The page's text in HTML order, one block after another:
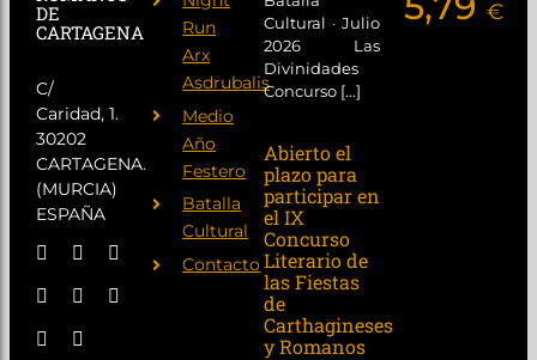
DE
CARTAGENA
C/
Caridad, 1.
30202
CARTAGENA.
(MURCIA)
ESPAÑA
Run
Arx
Asdrubalis
Medio
Año
Festero
Batalla
Cultural
Contacto
Cultural · Julio
2026 Las
Divinidades
Concurso [...]
Abierto el
plazo para
participar en
el IX
Concurso
Literario de
las Fiestas
de
Carthagineses
y Romanos
€